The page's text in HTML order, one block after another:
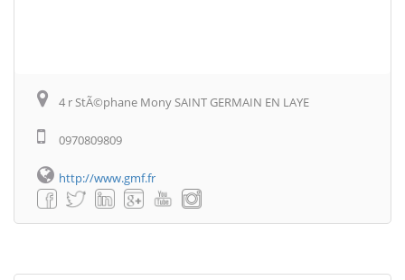
4 r StÃ©phane Mony SAINT GERMAIN EN LAYE
0970809809
http://www.gmf.fr